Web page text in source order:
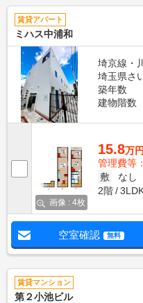
賃貸アパート
ミハス中浦和
埼京線・
埼玉県さ
築年数
建物階数
画像 : 4枚
15.8万円
管理費等
敷
なし
2階
空室確認 無料
賃貸マンション
第２小池ビル